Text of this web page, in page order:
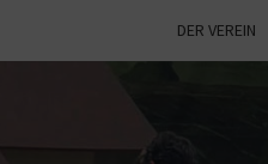
DER VEREIN